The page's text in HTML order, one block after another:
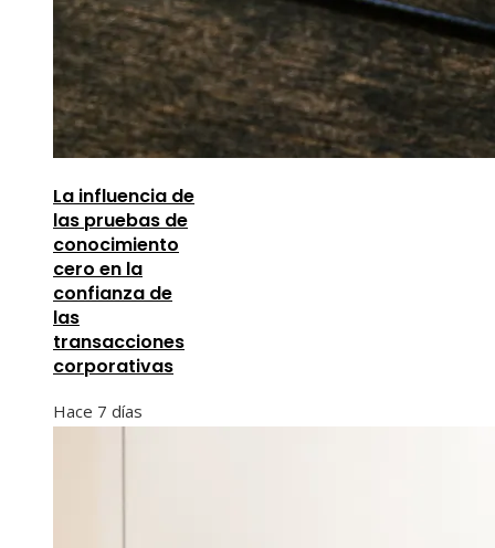
La influencia de
las pruebas de
conocimiento
cero en la
confianza de
las
transacciones
corporativas
Hace 7 días